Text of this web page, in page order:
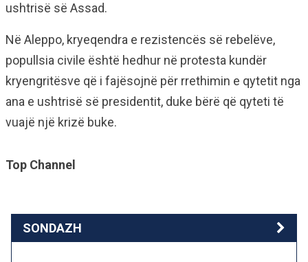
ushtrisë së Assad.
Në Aleppo, kryeqendra e rezistencës së rebelëve,
popullsia civile është hedhur në protesta kundër
kryengritësve që i fajësojnë për rrethimin e qytetit nga
ana e ushtrisë së presidentit, duke bërë që qyteti të
vuajë një krizë buke.
Top Channel
SONDAZH